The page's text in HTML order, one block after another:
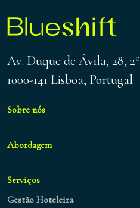
Av. Duque de Ávila, 28, 2º
1000-141 Lisboa, Portugal
Sobre nós
Abordagem
Serviços
Gestão Hoteleira